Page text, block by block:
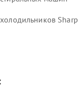
Sharp